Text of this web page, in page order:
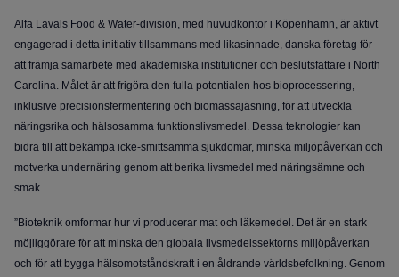
Alfa Lavals Food & Water-division, med huvudkontor i Köpenhamn, är aktivt
engagerad i detta initiativ tillsammans med likasinnade, danska företag för
att främja samarbete med akademiska institutioner och beslutsfattare i North
Carolina. Målet är att frigöra den fulla potentialen hos bioprocessering,
inklusive precisionsfermentering och biomassajäsning, för att utveckla
näringsrika och hälsosamma funktionslivsmedel. Dessa teknologier kan
bidra till att bekämpa icke-smittsamma sjukdomar, minska miljöpåverkan och
motverka undernäring genom att berika livsmedel med näringsämne och
smak.
”Bioteknik omformar hur vi producerar mat och läkemedel. Det är en stark
möjliggörare för att minska den globala livsmedelssektorns miljöpåverkan
och för att bygga hälsomotståndskraft i en åldrande världsbefolkning. Genom